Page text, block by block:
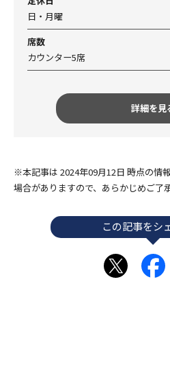
日・月曜
席数
カウンター5席
詳細を見
※本記事は 2024年09月12日 時点の情
場合がありますので、あらかじめご了
この記事をシ